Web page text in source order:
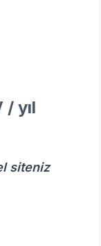
/ yıl
siteniz